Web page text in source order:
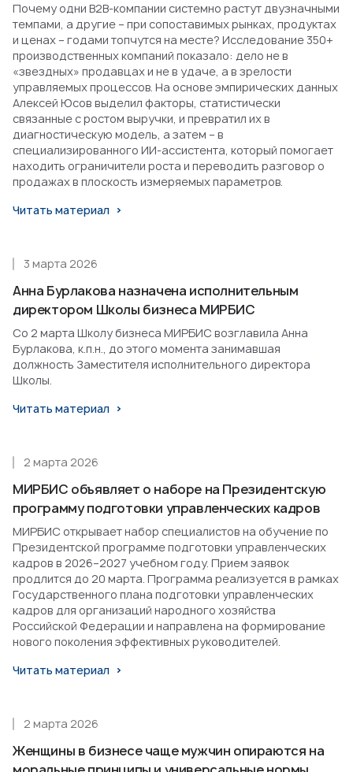
Почему одни B2B-компании системно растут двузначными
темпами, а другие – при сопоставимых рынках, продуктах
и ценах – годами топчутся на месте? Исследование 350+
производственных компаний показало: дело не в
«звездных» продавцах и не в удаче, а в зрелости
управляемых процессов. На основе эмпирических данных
Алексей Юсов выделил факторы, статистически
связанные с ростом выручки, и превратил их в
диагностическую модель, а затем – в
специализированного ИИ-ассистента, который помогает
находить ограничители роста и переводить разговор о
продажах в плоскость измеряемых параметров.
Читать материал
Анна Бурлакова назначена исполнительным
директором Школы бизнеса МИРБИС
3 марта 2026
Со 2 марта Школу бизнеса МИРБИС возглавила Анна
Бурлакова, к.п.н., до этого момента занимавшая
должность Заместителя исполнительного директора
Школы.
Читать материал
МИРБИС объявляет о наборе на Президентскую
программу подготовки управленческих кадров
2 марта 2026
МИРБИС открывает набор специалистов на обучение по
Президентской программе подготовки управленческих
кадров в 2026–2027 учебном году. Прием заявок
продлится до 20 марта. Программа реализуется в рамках
Государственного плана подготовки управленческих
кадров для организаций народного хозяйства
Российской Федерации и направлена на формирование
нового поколения эффективных руководителей.
Читать материал
Женщины в бизнесе чаще мужчин опираются на
2 марта 2026